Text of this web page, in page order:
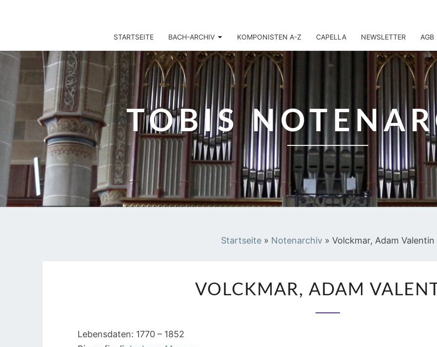
STARTSEITE BACH-ARCHIV KOMPONISTEN A-Z CAPELLA NEWSLETTER AGB
TOBIS
Startseite » Notenarchiv » Volckmar, Adam Valentin
ADAM
VOLCKMAR, ADAM
Lebensdaten: 1770 – 1852